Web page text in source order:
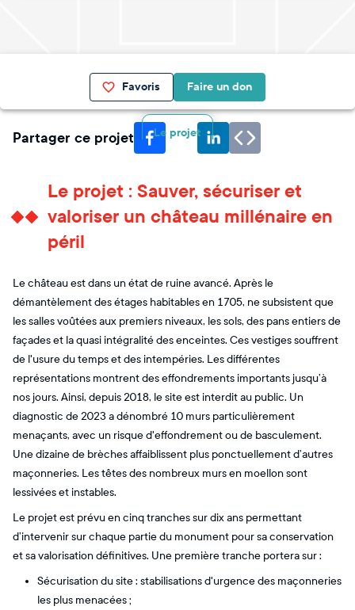
Favoris Faire un don
Le projet
Partager ce projet
Le projet : Sauver, sécuriser et
valoriser un château millénaire en
péril
Le château est dans un état de ruine avancé. Après le
démantèlement des étages habitables en 1705, ne subsistent que
les salles voûtées aux premiers niveaux, les sols, des pans entiers de
façades et la quasi intégralité des enceintes. Ces vestiges souffrent
de l'usure du temps et des intempéries. Les différentes
représentations montrent des effondrements importants jusqu’à
nos jours. Ainsi, depuis 2018, le site est interdit au public. ​ Un
diagnostic de 2023 a dénombré 10 murs particulièrement
menaçants, avec un risque d'effondrement ou de basculement.
Une dizaine de brèches affaiblissent plus ponctuellement d’autres
maçonneries. Les têtes des nombreux murs en moellon sont
lessivées et instables.
Le projet est prévu en cinq tranches sur dix ans permettant
d’intervenir sur chaque partie du monument pour sa conservation
et sa valorisation définitives. Une première tranche portera sur :​
Sécurisation du site : stabilisations d'urgence des maçonneries
les plus menacées ;​